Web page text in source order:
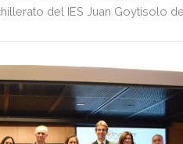
del IES Juan Goytisolo